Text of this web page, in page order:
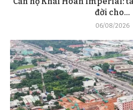
đời cho...
06/08/2026